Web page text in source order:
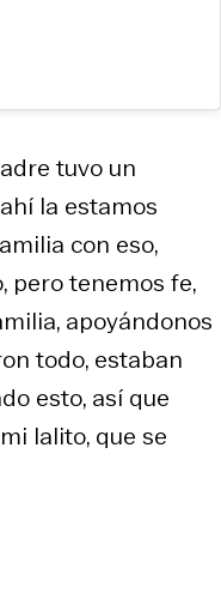
tuvo un
la estamos
con eso,
pero tenemos fe,
apoyándonos
todo, estaban
esto, así que
lalito, que se